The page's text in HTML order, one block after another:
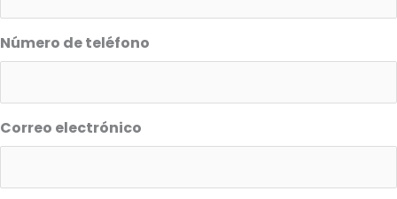
Número de teléfono
Correo electrónico